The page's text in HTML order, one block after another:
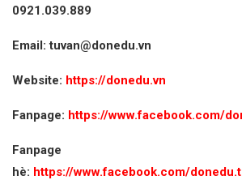
0921.039.889
Email: tuvan@donedu.vn
Website: https://donedu.vn
Fanpage: https://www.facebook.com/
hè: https://www.facebook.com/